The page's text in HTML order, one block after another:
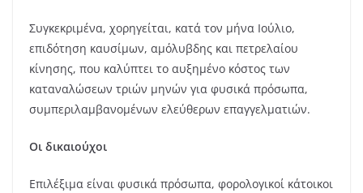
Συγκεκριμένα, χορηγείται, κατά τον μήνα Ιούλιο,
επιδότηση καυσίμων, αμόλυβδης και πετρελαίου
κίνησης, που καλύπτει το αυξημένο κόστος των
καταναλώσεων τριών μηνών για φυσικά πρόσωπα,
συμπεριλαμβανομένων ελεύθερων επαγγελματιών.
Οι δικαιούχοι
Επιλέξιμα είναι φυσικά πρόσωπα, φορολογικοί κάτοικοι